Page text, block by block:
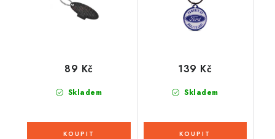
Belgie
Skladem
89 Kč
Skladem
139 Kč